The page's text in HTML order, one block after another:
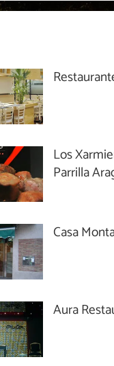
Los
Parrilla
Casa
Aura